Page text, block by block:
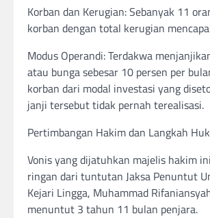
Korban dan Kerugian: Sebanyak 11
korban dengan total kerugian
Modus Operandi: Terdakwa
atau bunga sebesar 10 persen per
korban dari modal investasi yang
janji tersebut tidak pernah terealisasi.
Pertimbangan Hakim dan Langkah
Vonis yang dijatuhkan majelis hakim
ringan dari tuntutan Jaksa Penuntut
Kejari Lingga, Muhammad
menuntut 3 tahun 11 bulan penjara.